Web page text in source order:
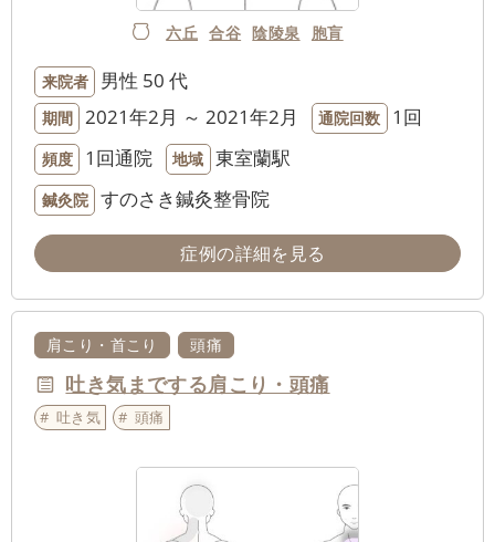
六丘 合谷 陰陵泉 胞肓
来院者 男性 50 代
期間 2021年2月 ～ 2021年2月 通院回数 1回
頻度 1回通院 地域 東室蘭駅
鍼灸院 すのさき鍼灸整骨院
症例の詳細を見る
肩こり・首こり 頭痛
吐き気までする肩こり・頭痛
吐き気 頭痛